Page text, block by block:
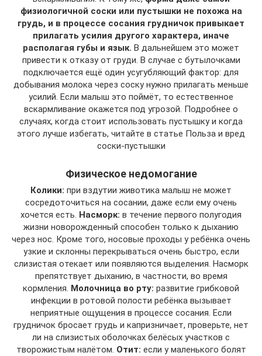
физиологичной соски или пустышки не похожа на
грудь, и в процессе сосания грудничок привыкает
прилагать усилия другого характера, иначе
располагая губы и язык. В дальнейшем это может
привести к отказу от груди. В случае с бутылочками
подключается ещё один усугубляющий фактор: для
добывания молока через соску нужно прилагать меньше
усилий. Если малыш это поймёт, то естественное
вскармливание окажется под угрозой. Подробнее о
случаях, когда стоит использовать пустышку и когда
этого лучше избегать, читайте в статье Польза и вред
соски-пустышки
Физическое недомогание
Колики: при вздутии животика малыш не может
сосредоточиться на сосании, даже если ему очень
хочется есть. Насморк: в течение первого полугодия
жизни новорожденный способен только к дыханию
через нос. Кроме того, носовые проходы у ребёнка очень
узкие и склонны перекрываться очень быстро, если
слизистая отекает или появляются выделения. Насморк
препятствует дыханию, в частности, во время
кормления. Молочница во рту: развитие грибковой
инфекции в ротовой полости ребёнка вызывает
неприятные ощущения в процессе сосания. Если
грудничок бросает грудь и капризничает, проверьте, нет
ли на слизистых оболочках белёсых участков с
творожистым налётом. Отит: если у маленького болят